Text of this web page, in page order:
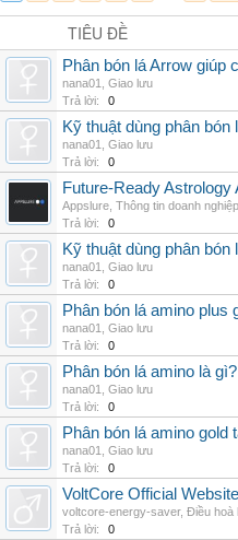
TIÊU ĐỀ
Phân bón lá Arrow giúp
nana01
Giao lưu
Trả lời:
0
Kỹ thuật dùng phân
nana01
Giao lưu
Trả lời:
0
Future-Ready
Appslure Thông tin doanh nghiệp
Trả lời:
0
Kỹ thuật dùng phân bón
nana01
Giao lưu
Trả lời:
0
Phân bón lá amino plus
nana01
Giao lưu
Trả lời:
0
Phân bón lá amino là
nana01
Giao lưu
Trả lời:
0
Phân bón lá amino gold
nana01
Giao lưu
Trả lời:
0
VoltCore Official
voltcore-energy-saver, Điều hoà
Trả lời:
0